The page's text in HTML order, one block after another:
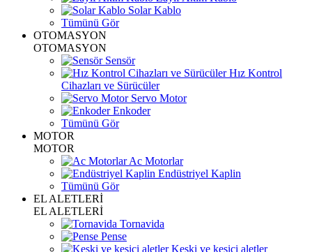
Solar Kablo
Tümünü Gör
OTOMASYON
OTOMASYON
Sensör
Hız Kontrol
Cihazları ve Sürücüler
Servo Motor
Enkoder
Tümünü Gör
MOTOR
MOTOR
Ac Motorlar
Endüstriyel Kaplin
Tümünü Gör
EL ALETLERİ
EL ALETLERİ
Tornavida
Pense
Keski ve kesici aletler